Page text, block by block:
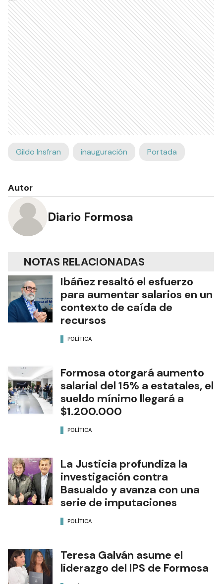
Gildo Insfran inauguración Portada
Autor
Diario Formosa
NOTAS RELACIONADAS
Ibáñez resaltó el esfuerzo
para aumentar salarios en un
contexto de caída de
recursos
POLÍTICA
Formosa otorgará aumento
salarial del 15% a estatales, el
sueldo mínimo llegará a
$1.200.000
POLÍTICA
La Justicia profundiza la
investigación contra
Basualdo y avanza con una
serie de imputaciones
POLÍTICA
Teresa Galván asume el
liderazgo del IPS de Formosa